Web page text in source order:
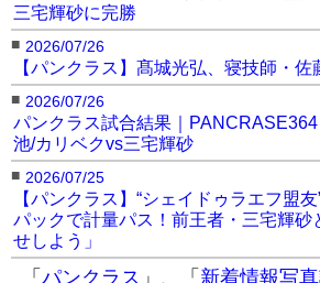
三宅輝砂に完勝
■ 2026/07/26
【パンクラス】髙城光弘、寝技師・
■ 2026/07/26
パンクラス試合結果｜
池/カリベクvs三宅輝砂
■ 2026/07/25
【パンクラス】“シェイドゥラエフ盟
パックで計量パス！前王者・三宅輝砂
せしよう」
「 パンクラス 」、「 新着情報写